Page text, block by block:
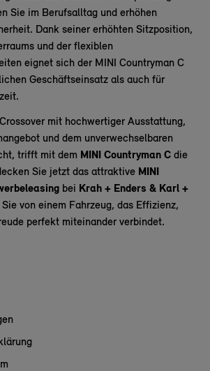
Sie im Berufsalltag und erhöhen
Dank seiner erhöhten Sitzposition,
und der flexiblen
eignet sich der MINI Countryman C
Geschäftseinsatz als auch für
mit hochwertiger Ausstattung,
und dem unverwechselbaren
trifft mit dem MINI Countryman C die
Sie jetzt das attraktive MINI
bei Krah + Enders & Karl +
von einem Fahrzeug, das Effizienz,
perfekt miteinander verbindet.